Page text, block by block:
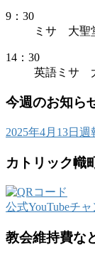
9：30
ミサ 大聖
14：30
英語ミサ
今週のお知ら
2025年4月13日週
カトリック幟
公式YouTubeチ
教会維持費な